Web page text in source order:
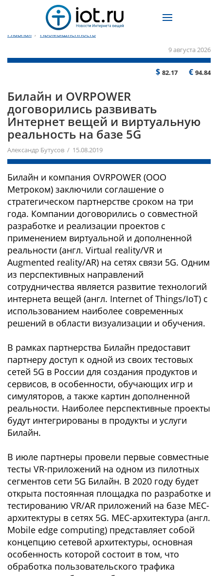
Главная / Промышленность
9 августа 2026
$ 82.17 € 94.84
Билайн и OVRPOWER
договорились развивать
Интернет вещей и виртуальную
реальность на базе 5G
Александр Бутусов / 15.08.2019
Билайн и компания OVRPOWER (ООО
Метроком) заключили соглашение о
стратегическом партнерстве сроком на три
года. Компании договорились о совместной
разработке и реализации проектов с
применением виртуальной и дополненной
реальности (англ. Virtual reality/VR и
Augmented reality/AR) на сетях связи 5G. Одним
из перспективных направлений
сотрудничества является развитие технологий
интернета вещей (англ. Internet of Things/IoT) с
использованием наиболее современных
решений в области визуализации и обучения.
В рамках партнерства Билайн предоставит
партнеру доступ к одной из своих тестовых
сетей 5G в России для создания продуктов и
сервисов, в особенности, обучающих игр и
симуляторов, а также картин дополненной
реальности. Наиболее перспективные проекты
будут интегрированы в продукты и услуги
Билайн.
В июле партнеры провели первые совместные
тесты VR-приложений на одном из пилотных
сегментов сети 5G Билайн. В 2020 году будет
открыта постоянная площадка по разработке и
тестированию VR/AR приложений на базе MEC-
архитектуры в сетях 5G. MEC-архитектура (англ.
Mobile edge computing) представляет собой
концепцию сетевой архитектуры, основная
особенность которой состоит в том, что
обработка пользовательского трафика